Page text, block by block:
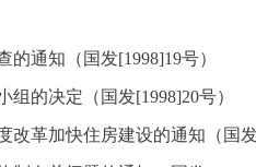
通知（国发[1998]19号）
的决定（国发[1998]20号）
改革加快住房建设的通知（国